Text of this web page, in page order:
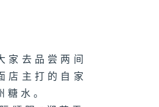
家去品尝两间
店主打的自家
水。